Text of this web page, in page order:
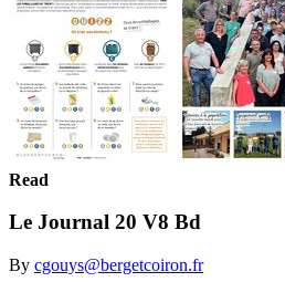
Read
Le Journal 20 V8 Bd
By cgouys@bergetcoiron.fr